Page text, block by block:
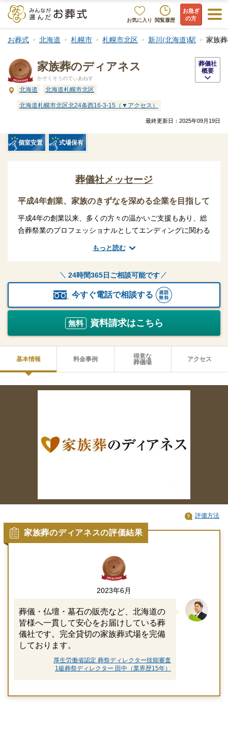
お気に入り 閲覧履歴
お急ぎ
の方
お葬式 北海道 札幌市 札幌市北区 新川(北海道)駅 家族
家族葬のディアネス
かぞくそうのでぃあねす
北海道 北海道札幌市北区
北海道札幌市北区北24条西16-3-15（▼アクセス）
葬儀社
概要
最終更新日： 2025年09月19日
個室安置 式場保有
葬儀社メッセージ
平成4年創業、家族のきずなを深める企業を目指して
もっと読む
平成4年の創業以来、多くの方々の温かいご支援もあり、総
合葬祭業のプロフェッショナルとしてエンディングに関わる
すべてのサービスに携わらせていただいております。葬儀・
24時間365日ご相談可能です
今すぐ電話で相談する
無料 資料請求はこちら
基本情報 料金事例
得意な
葬儀場
アクセス
家族葬のディアネスの評価結果
評価方法
2023年6月
葬儀・仏壇・墓石の販売など、北海道の
皆様へ一貫して安心をお届けしている葬
儀社です。完全貸切の家族葬式場を完備
しております。
厚生労働省認定 葬祭ディレクター技能審査
1級葬祭ディレクター 田中（業界歴15年）